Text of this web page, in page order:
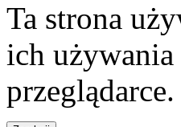
Ta strona
ich
przeglądarce.